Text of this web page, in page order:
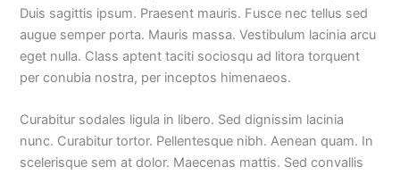
Duis sagittis ipsum. Praesent mauris. Fusce nec tellus sed
augue semper porta. Mauris massa. Vestibulum lacinia arcu
eget nulla. Class aptent taciti sociosqu ad litora torquent
per conubia nostra, per inceptos himenaeos.
Curabitur sodales ligula in libero. Sed dignissim lacinia
nunc. Curabitur tortor. Pellentesque nibh. Aenean quam. In
scelerisque sem at dolor. Maecenas mattis. Sed convallis